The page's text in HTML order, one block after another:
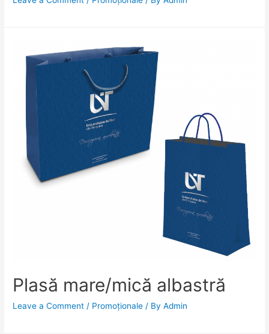
Plasă mare/mică albastră
Leave a Comment / Promoționale / ByAdmin